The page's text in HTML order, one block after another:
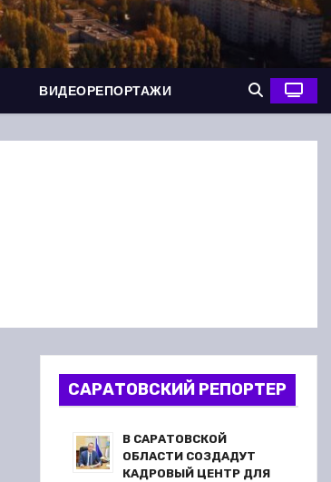
ВИДЕОРЕПОРТАЖИ
САРАТОВСКИЙ РЕПОРТЕР
В САРАТОВСКОЙ
ОБЛАСТИ СОЗДАДУТ
КАДРОВЫЙ ЦЕНТР ДЛЯ